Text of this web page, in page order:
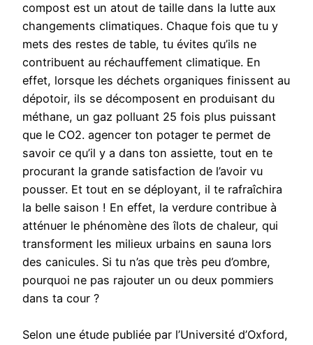
compost est un atout de taille dans la lutte aux
changements climatiques. Chaque fois que tu y
mets des restes de table, tu évites qu’ils ne
contribuent au réchauffement climatique. En
effet, lorsque les déchets organiques finissent au
dépotoir, ils se décomposent en produisant du
méthane, un gaz polluant 25 fois plus puissant
que le CO2. agencer ton potager te permet de
savoir ce qu’il y a dans ton assiette, tout en te
procurant la grande satisfaction de l’avoir vu
pousser. Et tout en se déployant, il te rafraîchira
la belle saison ! En effet, la verdure contribue à
atténuer le phénomène des îlots de chaleur, qui
transforment les milieux urbains en sauna lors
des canicules. Si tu n’as que très peu d’ombre,
pourquoi ne pas rajouter un ou deux pommiers
dans ta cour ?
Selon une étude publiée par l’Université d’Oxford,